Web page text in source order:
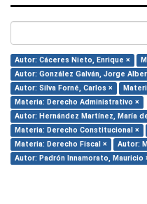
Autor: Cáceres Nieto, Enrique ×
Autor: González Galván, Jorge
Autor: Silva Forné, Carlos ×
Materia: Derecho Administrativo ×
Autor: Hernández Martínez, María
Materia: Derecho Constitucional ×
Materia: Derecho Fiscal ×
Autor:
Autor: Padrón Innamorato, Mauricio